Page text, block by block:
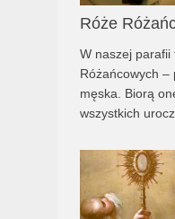
Róże
W naszej parafii
Różańcowych –
męska. Biorą
wszystkich